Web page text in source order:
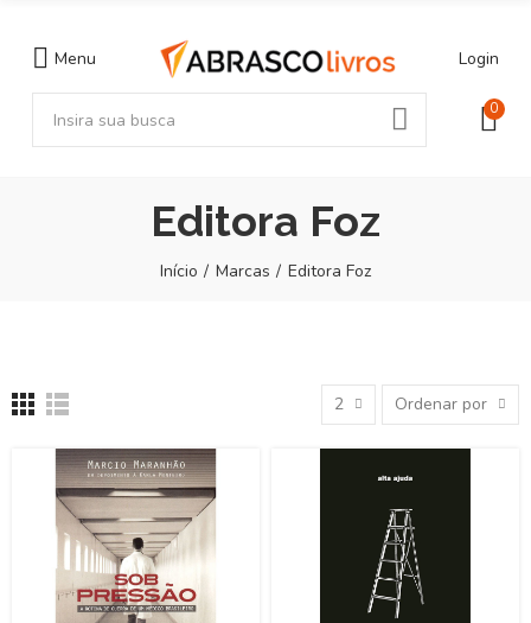
Menu Login
0
Editora Foz
Início Marcas Editora Foz
2 Ordenar por